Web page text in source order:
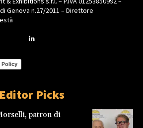
Genova n.27/2011 – Direttore
Policy
Editor Picks
patron di